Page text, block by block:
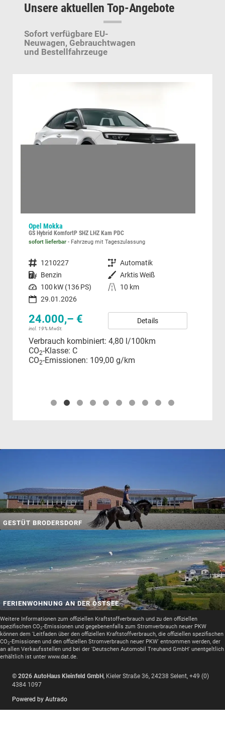
Unsere aktuellen Top-Angebote
Sofort verfügbare EU-
Neuwagen, Gebrauchtwagen
und Bestellfahrzeuge
Opel Mokka
GS Hybrid KomfortP SHZ LHZ Kam PDC
sofort lieferbar Fahrzeug mit Tageszulassung
Fahrzeugnummer 1210227 Getriebe Automatik
Kraftstoff Benzin Außenfarbe Arktis Weiß
Leistung 100 kW (136 PS) Kilometerstand
10 km
29.01.2026
24.000,– €
incl. 19% MwSt.
Details
Verbrauch kombiniert: 4,80 l/100km
CO2-Klasse: C
CO2-Emissionen: 109,00 g/km
GESTÜT BRODERSDORF
FERIENWOHNUNG AN DER OSTSEE
Weitere Informationen zum offiziellen Kraftstoffverbrauch und zu den offiziellen
spezifischen CO2-Emissionen und gegebenenfalls zum Stromverbrauch neuer PKW
können dem 'Leitfaden über den offiziellen Kraftstoffverbrauch, die offiziellen spezifischen
CO2-Emissionen und den offiziellen Stromverbrauch neuer PKW' entnommen werden, der
an allen Verkaufsstellen und bei der 'Deutschen Automobil Treuhand GmbH' unentgeltlich
erhältlich ist unter www.dat.de.
© 2026 AutoHaus Kleinfeld GmbH, Kieler Straße 36, 24238 Selent, +49 (0)
4384 1097
Powered by Autrado